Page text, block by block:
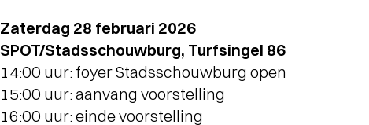
Zaterdag 28 februari 2026
SPOT/Stadsschouwburg, Turfsingel 86
14:00 uur: foyer Stadsschouwburg open
15:00 uur: aanvang voorstelling
16:00 uur: einde voorstelling